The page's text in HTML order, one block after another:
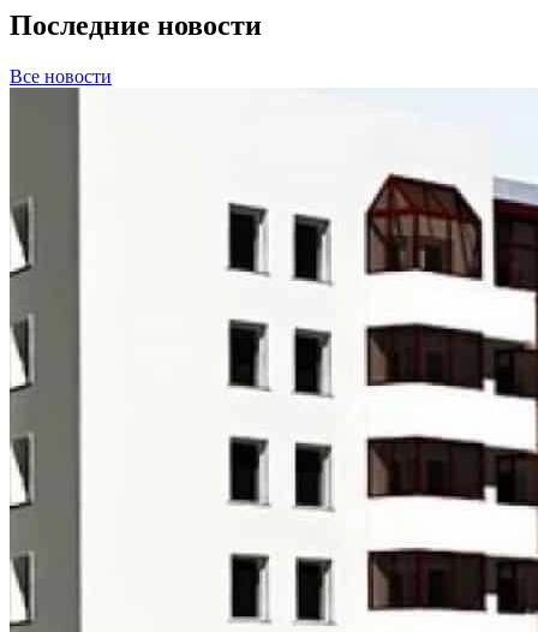
Последние новости
Все новости